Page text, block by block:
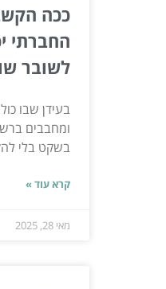
ככה
החברתי
לשובר
בעידן שבו
ומחבבים
בשקט בלי
קרא עוד »
מאי 28, 2025